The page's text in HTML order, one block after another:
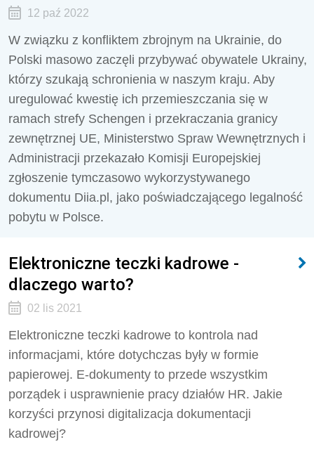
12 paź 2022
W związku z konfliktem zbrojnym na Ukrainie, do
Polski masowo zaczęli przybywać obywatele Ukrainy,
którzy szukają schronienia w naszym kraju. Aby
uregulować kwestię ich przemieszczania się w
ramach strefy Schengen i przekraczania granicy
zewnętrznej UE, Ministerstwo Spraw Wewnętrznych i
Administracji przekazało Komisji Europejskiej
zgłoszenie tymczasowo wykorzystywanego
dokumentu Diia.pl, jako poświadczającego legalność
pobytu w Polsce.
Elektroniczne teczki kadrowe -
dlaczego warto?
02 lis 2021
Elektroniczne teczki kadrowe to kontrola nad
informacjami, które dotychczas były w formie
papierowej. E-dokumenty to przede wszystkim
porządek i usprawnienie pracy działów HR. Jakie
korzyści przynosi digitalizacja dokumentacji
kadrowej?